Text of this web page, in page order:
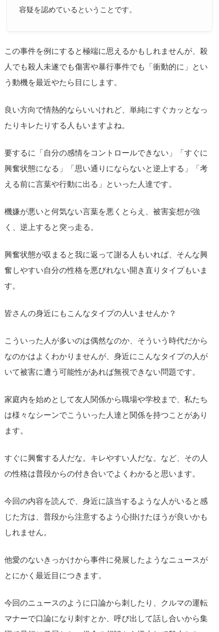
容疑を認めているということです。
この事件を例にすると極端に思えるかもしれませんが、殺
人でも殺人未遂でも傷害や暴行事件でも「衝動的に」とい
う動機を最近やたら目にします。
良い方向で情熱的ならいいけれど、単純にすぐカッとなっ
たりキレたりする人もいますよね。
要するに「自分の感情をコントロールできない」「すぐに
興奮状態になる」「思い通りにならないと逆上する」「考
える前に言葉や行動に出る」といった人達です。
機嫌が悪いと何気ない言葉を悪くとらえ、被害妄想が強
く、逆上すると突っ走る。
興奮状態が収まると我に返って謝る人もいれば、そんな興
奮しやすい自分の性格を悪びれない開き直りタイプもいま
す。
皆さんの身近にもこんなタイプの人いませんか？
こういった人が多いのは偶然なのか、そういう時代だから
なのかはよくわかりませんが、身近にこんなタイプの人が
いて被害に遭う可能性があれば無視できない問題です。
家庭内を始めとして友人関係から職場や学校まで、私たち
は様々なシーンでこういった人達と関係を持つことがあり
ます。
すぐに興奮する人だな。キレやすい人だな。など、その人
の性格は普段からの付き合いでよくわかると思います。
今回の内容を読んで、身近に該当するような人がいると感
じた方は、普段から注意するよう心掛けたほうが良いかも
しれません。
他愛のないきっかけから事件に発展したようなニュースが
とにかく最近目につきます。
今回のニュースのように口論から刺したり、クルマの運転
マナーで口論になり刺すとか、呼び出して話し合いから集